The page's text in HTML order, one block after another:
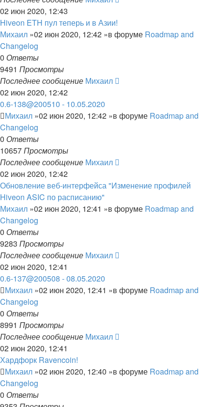
02 июн 2020, 12:43
Hiveon ETH пул теперь и в Азии!
Михаил »02 июн 2020, 12:42 »в форуме Roadmap and
Changelog
0 Ответы
9491 Просмотры
Последнее сообщение Михаил
02 июн 2020, 12:42
0.6-138@200510 - 10.05.2020
Михаил »02 июн 2020, 12:42 »в форуме Roadmap and
Changelog
0 Ответы
10657Просмотры
Последнее сообщение Михаил
02 июн 2020, 12:42
Обновление веб-интерфейса "Изменение профилей
Hiveon ASIC по расписанию"
Михаил »02 июн 2020, 12:41 »в форуме Roadmap and
Changelog
0 Ответы
9283 Просмотры
Последнее сообщение Михаил
02 июн 2020, 12:41
0.6-137@200508 - 08.05.2020
Михаил »02 июн 2020, 12:41 »в форуме Roadmap and
Changelog
0 Ответы
8991 Просмотры
Последнее сообщение Михаил
02 июн 2020, 12:41
Хардфорк Ravencoin!
Михаил »02 июн 2020, 12:40 »в форуме Roadmap and
Changelog
0 Ответы